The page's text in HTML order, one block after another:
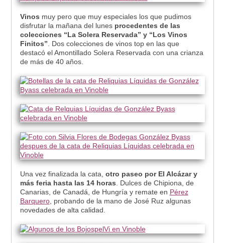
Vinos muy pero que muy especiales los que pudimos
disfrutar la mañana del lunes procedentes de las
colecciones “La Solera Reservada” y “Los Vinos
Finitos” . Dos colecciones de vinos top en las que
destacó el Amontillado Solera Reservada con una crianza
de más de 40 años.
Una vez finalizada la cata, otro paseo por El Alcázar y
más feria hasta las 14 horas . Dulces de Chipiona, de
Canarias, de Canadá, de Hungría y remate en Pérez
Barquero, probando de la mano de José Ruz algunas
novedades de alta calidad.